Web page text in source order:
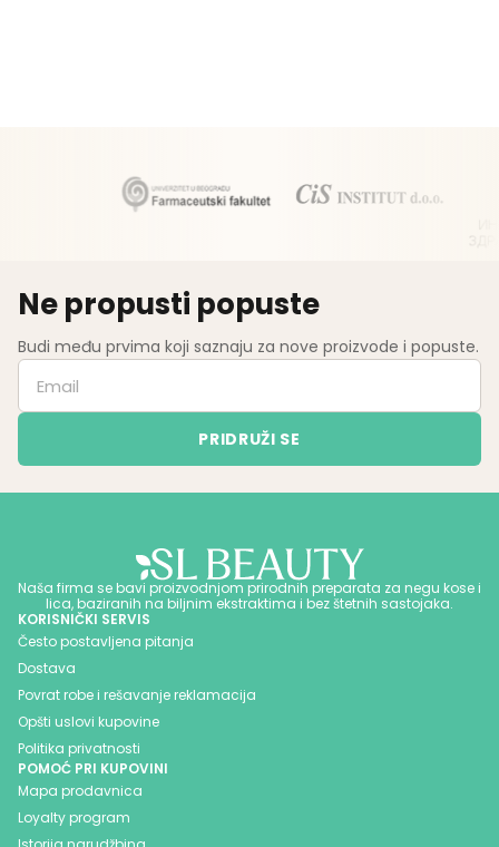
Ne propusti popuste
Budi među prvima koji saznaju za nove proizvode i popuste.
Naša firma se bavi proizvodnjom prirodnih preparata za negu kose i
lica, baziranih na biljnim ekstraktima i bez štetnih sastojaka.
KORISNIČKI SERVIS
Često postavljena pitanja
Dostava
Povrat robe i rešavanje reklamacija
Opšti uslovi kupovine
Politika privatnosti
POMOĆ PRI KUPOVINI
Mapa prodavnica
Loyalty program